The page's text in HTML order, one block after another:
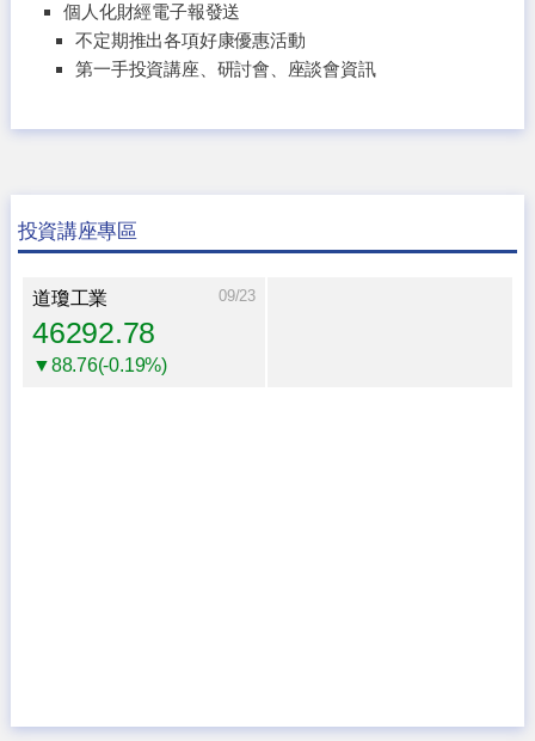
個人化財經電子報發送
不定期推出各項好康優惠活動
第一手投資講座、研討會、座談會資訊
投資講座專區
道瓊工業 09/23
46292.78
▼88.76(-0.19%)